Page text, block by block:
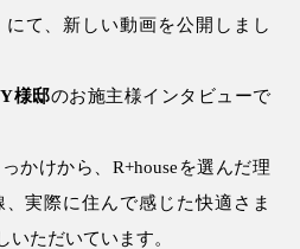
にて、新しい動画を公開しまし
様邸のお施主様インタビューで
かけから、R+houseを選んだ理
実際に住んで感じた快適さま
いただいています。
くりコラム